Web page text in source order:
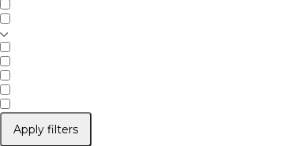
Apply filters